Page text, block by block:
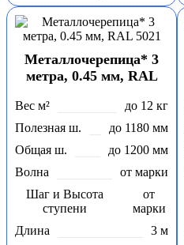
Металлочерепица* 3
метра, 0.45 мм, RAL
Вес м²
до 12 кг
Полезная ш.
до 1180 мм
Общая ш.
до 1200 мм
Волна
от марки
Шаг и Высота
ступени
от
марки
Длина
3 м